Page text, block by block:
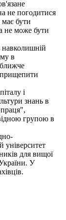
не погодитися
бути
не може бути
навколишній
в
прищепити
і
знань в
групою в
університет
для вищої
У